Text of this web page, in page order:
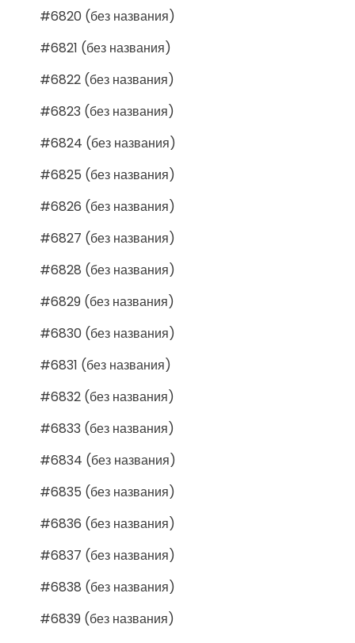
#6820 (без названия)
#6821 (без названия)
#6822 (без названия)
#6823 (без названия)
#6824 (без названия)
#6825 (без названия)
#6826 (без названия)
#6827 (без названия)
#6828 (без названия)
#6829 (без названия)
#6830 (без названия)
#6831 (без названия)
#6832 (без названия)
#6833 (без названия)
#6834 (без названия)
#6835 (без названия)
#6836 (без названия)
#6837 (без названия)
#6838 (без названия)
#6839 (без названия)